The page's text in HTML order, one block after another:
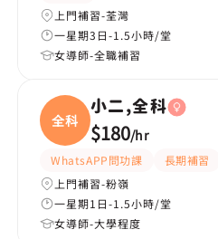
上門補習-荃灣
一星期3日-1.5小時/堂
女導師-全職補習
全科
小二,全科
$180/hr
WhatsAPP問功課 長期補習
上門補習-粉嶺
一星期1日-1.5小時/堂
女導師-大學程度